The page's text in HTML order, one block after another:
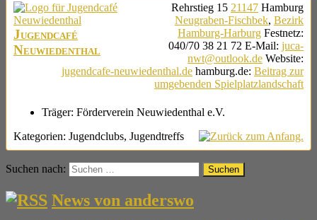
Jugendcafé
Neuwiedenthal
Rehrstieg 15 21147 Hamburg
Neugraben-Fischbek, Bezirk
Hamburg-Harburg Festnetz:
040/70 38 21 72 E-Mail: juca-
nwt@outlook.de Website:
jugendcafe-neuwiedenthal.de hamburg.de: Beitrag zur
umgebenden Spielplatzlandschaft
Träger: Förderverein Neuwiedenthal e.V.
Kategorien: Jugendclubs, Jugendtreffs
Suchen nach:
News von anderswo